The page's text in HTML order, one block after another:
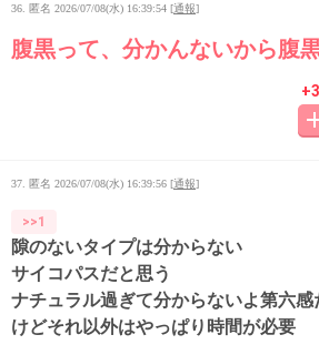
36. 匿名 2026/07/08(水) 16:39:54 [通報]
腹黒って、分かんないから腹
37. 匿名 2026/07/08(水) 16:39:56 [通報]
>>1
隙のないタイプは分からない
サイコパスだと思う
ナチュラル過ぎて分からないよ第六感
けどそれ以外はやっぱり時間が必要